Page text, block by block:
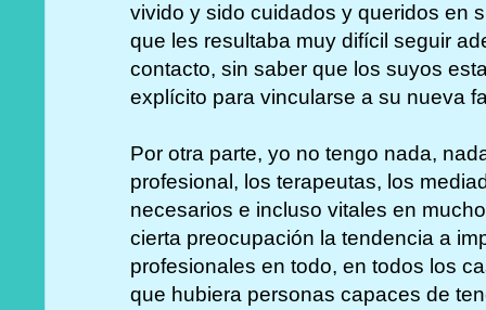
vivido y sido cuidados y queridos en
que les resultaba muy difícil seguir
contacto, sin saber que los suyos
explícito para vincularse a su nueva
Por otra parte, yo no tengo nada,
profesional, los terapeutas, los
necesarios e incluso vitales en
cierta preocupación la tendencia a
profesionales en todo, en todos los
que hubiera personas capaces de